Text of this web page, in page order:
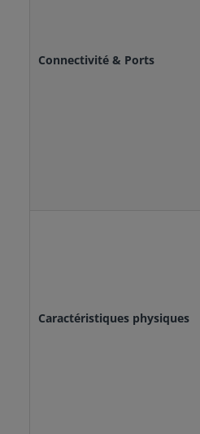
Connectivité & Ports
Caractéristiques physiques